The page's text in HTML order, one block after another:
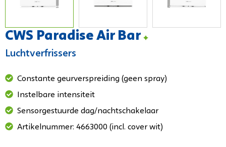
CWS Paradise Air Bar
Luchtverfrissers
Constante geurverspreiding (geen spray)
Instelbare intensiteit
Sensorgestuurde dag/nachtschakelaar
Artikelnummer: 4663000 (incl. cover wit)